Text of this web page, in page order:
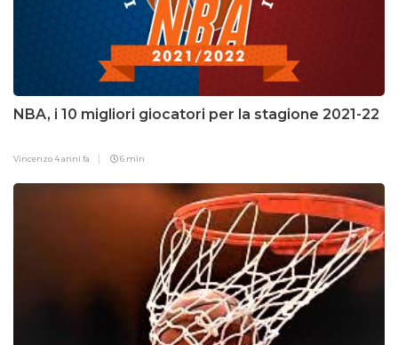
NBA, i 10 migliori giocatori per la stagione 2021-22
Vincenzo4 anni fa 6 min